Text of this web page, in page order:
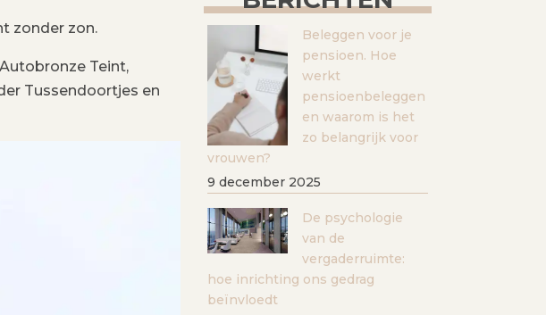
zonder zon.
Teint,
Tussendoortjes en
Beleggen voor je
pensioen. Hoe
werkt
pensioenbeleggen
en waarom is het
zo belangrijk voor
vrouwen?
9 december 2025
De psychologie
van de
vergaderruimte:
hoe inrichting ons gedrag
beïnvloedt